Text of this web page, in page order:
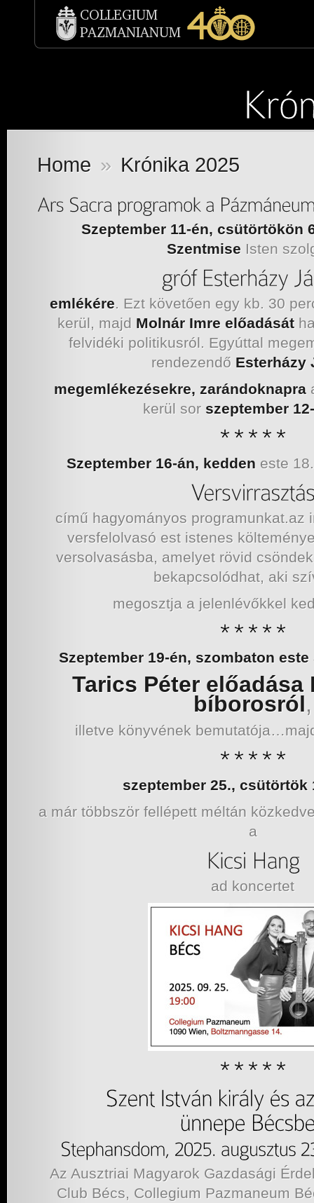
Home » Krónika 2025
Szeptember 11-én, csütörtökön
Szentmise Isten
emlékére. Ezt követően egy kb. 30
kerül, majd Molnár Imre előadását
felvidéki politikusról. Egyúttal
rendezendő Esterházy
megemlékezésekre, zarándoknapra
kerül sor szeptember
Szeptember 16-án, kedden este
című hagyományos programunkat.az
versfelolvasó est istenes
versolvasásba, amelyet rövid
bekapcsolódhat, aki
megosztja a jelenlévőkkel
Szeptember 19-én, szombaton
Tarics Péter előadása
bíborosról,
illetve könyvének
szeptember 25., csütörtök
a már többször fellépett méltán
a
ad koncertet
Az Ausztriai Magyarok Gazdasági
Club Bécs, Collegium Pazmaneum